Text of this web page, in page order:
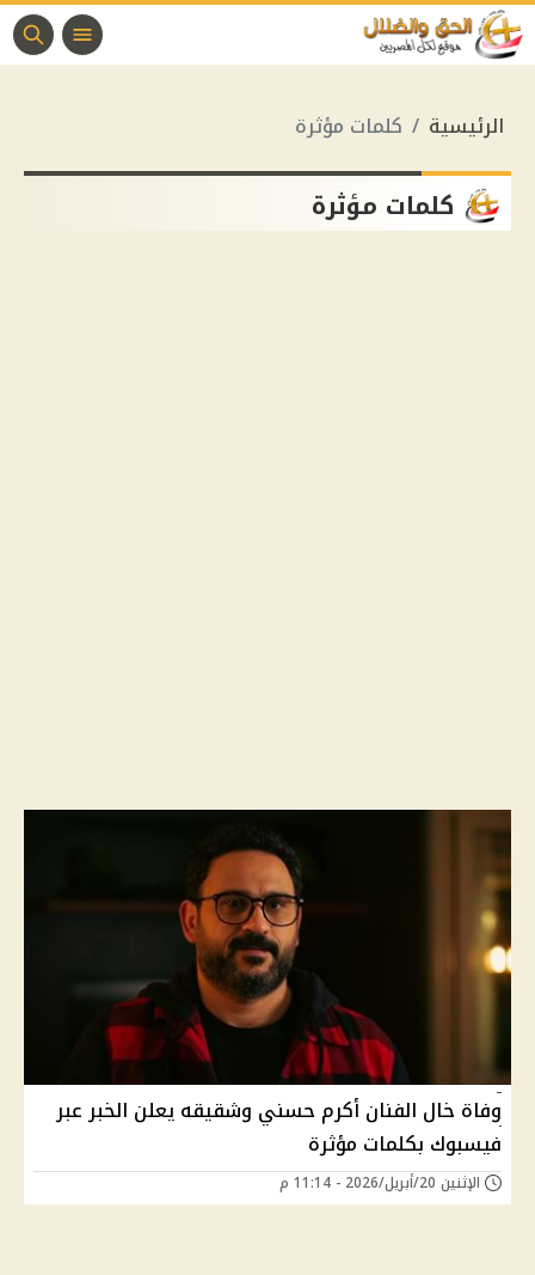
الرئيسية كلمات مؤثرة
كلمات مؤثرة
وفاة خال الفنان أكرم حسني وشقيقه يعلن الخبر عبر
فيسبوك بكلمات مؤثرة
الإثنين 20/أبريل/2026 - 11:14 م